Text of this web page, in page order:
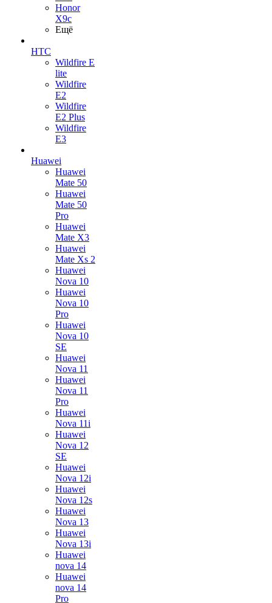
Honor
X9c
Ещё
HTC
Wildfire E
lite
Wildfire
E2
Wildfire
E2 Plus
Wildfire
E3
Huawei
Huawei
Mate 50
Huawei
Mate 50
Pro
Huawei
Mate X3
Huawei
Mate Xs 2
Huawei
Nova 10
Huawei
Nova 10
Pro
Huawei
Nova 10
SE
Huawei
Nova 11
Huawei
Nova 11
Pro
Huawei
Nova 11i
Huawei
Nova 12
SE
Huawei
Nova 12i
Huawei
Nova 12s
Huawei
Nova 13
Huawei
Nova 13i
Huawei
nova 14
Huawei
nova 14
Pro